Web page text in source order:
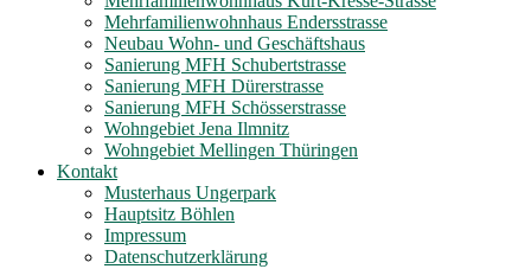
Mehrfamilienwohnhaus Endersstrasse
Neubau Wohn- und Geschäftshaus
Sanierung MFH Schubertstrasse
Sanierung MFH Dürerstrasse
Sanierung MFH Schösserstrasse
Wohngebiet Jena Ilmnitz
Wohngebiet Mellingen Thüringen
Kontakt
Musterhaus Ungerpark
Hauptsitz Böhlen
Impressum
Datenschutzerklärung